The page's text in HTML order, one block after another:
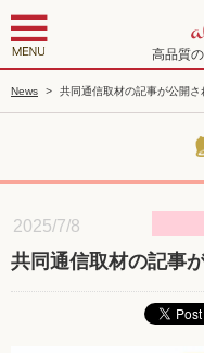
高品質
News > 共同通信取材の記事が公開さ
2025/7/8
共同通信取材の記事